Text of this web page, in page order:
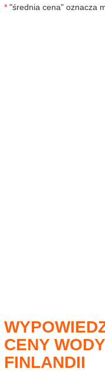
* "średnia cena" oznacza
CENY
FINLANDII